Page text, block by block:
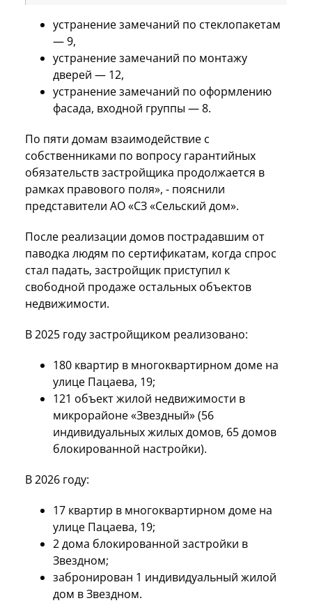
устранение замечаний по стеклопакетам
— 9,
устранение замечаний по монтажу
дверей — 12,
устранение замечаний по оформлению
фасада, входной группы — 8.
По пяти домам взаимодействие с
собственниками по вопросу гарантийных
обязательств застройщика продолжается в
рамках правового поля», - пояснили
представители АО «СЗ «Сельский дом».
После реализации домов пострадавшим от
паводка людям по сертификатам, когда спрос
стал падать, застройщик приступил к
свободной продаже остальных объектов
недвижимости.
В 2025 году застройщиком реализовано:
180 квартир в многоквартирном доме на
улице Пацаева, 19;
121 объект жилой недвижимости в
микрорайоне «Звездный» (56
индивидуальных жилых домов, 65 домов
блокированной настройки).
В 2026 году:
17 квартир в многоквартирном доме на
улице Пацаева, 19;
2 дома блокированной застройки в
Звездном;
забронирован 1 индивидуальный жилой
дом в Звездном.